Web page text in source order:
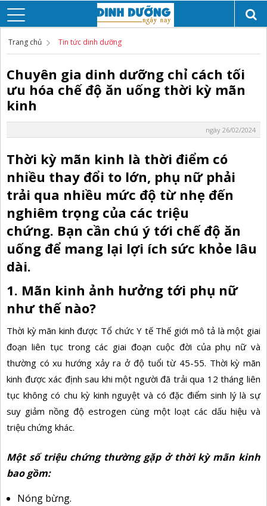
Trang chủ Tin tức dinh dưỡng
Chuyên gia dinh dưỡng chỉ cách tối
ưu hóa chế độ ăn uống thời kỳ mãn
kinh
ngày 26/02/2024
Thời kỳ mãn kinh là thời điểm có
nhiều thay đổi to lớn, phụ nữ phải
trải qua nhiều mức độ từ nhẹ đến
nghiêm trọng của các triệu
chứng. Bạn cần chú ý tới chế độ ăn
uống để mang lại lợi ích sức khỏe lâu
dài.
1. Mãn kinh ảnh hưởng tới phụ nữ
như thế nào?
Thời kỳ mãn kinh được Tổ chức Y tế Thế giới mô tả là một giai
đoạn liên tục trong các giai đoạn cuộc đời của phụ nữ và
thường có xu hướng xảy ra ở độ tuổi từ 45-55. Thời kỳ mãn
kinh được xác định sau khi một người đã trải qua 12 tháng liên
tục không có chu kỳ kinh nguyệt và có đặc điểm sinh lý là sự
suy giảm nồng độ estrogen cùng một loạt các dấu hiệu và
triệu chứng khác.
Một số triệu chứng thường gặp ở thời kỳ mãn kinh
bao gồm:
Nóng bừng.